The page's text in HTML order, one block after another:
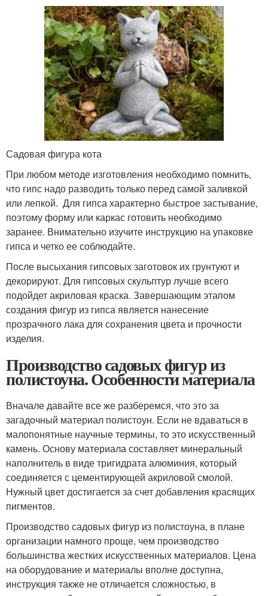
Садовая фигура кота
При любом методе изготовления необходимо помнить,
что гипс надо разводить только перед самой заливкой
или лепкой. Для гипса характерно быстрое застывание,
поэтому форму или каркас готовить необходимо
заранее. Внимательно изучите инструкцию на упаковке
гипса и четко ее соблюдайте.
После высыхания гипсовых заготовок их грунтуют и
декорируют. Для гипсовых скульптур лучше всего
подойдет акриловая краска. Завершающим этапом
создания фигур из гипса является нанесение
прозрачного лака для сохранения цвета и прочности
изделия.
Производство садовых фигур из
полистоуна. Особенности материала
Вначале давайте все же разберемся, что это за
загадочный материал полистоун. Если не вдаваться в
малопонятные научные термины, то это искусственный
камень. Основу материала составляет минеральный
наполнитель в виде тригидрата алюминия, который
соединяется с цементирующей акриловой смолой.
Нужный цвет достигается за счет добавления красящих
пигментов.
Производство садовых фигур из полистоуна, в плане
организации намного проще, чем производство
большинства жестких искусственных материалов. Цена
на оборудование и материалы вполне доступна,
инструкция также не отличается сложностью, в